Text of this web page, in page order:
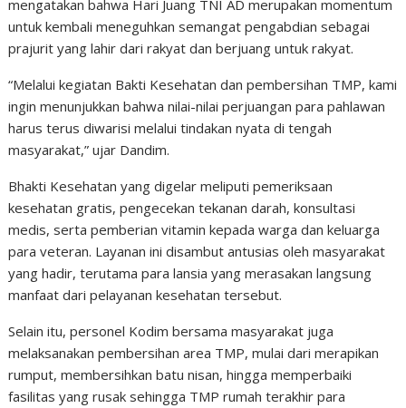
mengatakan bahwa Hari Juang TNI AD merupakan momentum
untuk kembali meneguhkan semangat pengabdian sebagai
prajurit yang lahir dari rakyat dan berjuang untuk rakyat.
“Melalui kegiatan Bakti Kesehatan dan pembersihan TMP, kami
ingin menunjukkan bahwa nilai-nilai perjuangan para pahlawan
harus terus diwarisi melalui tindakan nyata di tengah
masyarakat,” ujar Dandim.
Bhakti Kesehatan yang digelar meliputi pemeriksaan
kesehatan gratis, pengecekan tekanan darah, konsultasi
medis, serta pemberian vitamin kepada warga dan keluarga
para veteran. Layanan ini disambut antusias oleh masyarakat
yang hadir, terutama para lansia yang merasakan langsung
manfaat dari pelayanan kesehatan tersebut.
Selain itu, personel Kodim bersama masyarakat juga
melaksanakan pembersihan area TMP, mulai dari merapikan
rumput, membersihkan batu nisan, hingga memperbaiki
fasilitas yang rusak sehingga TMP rumah terakhir para